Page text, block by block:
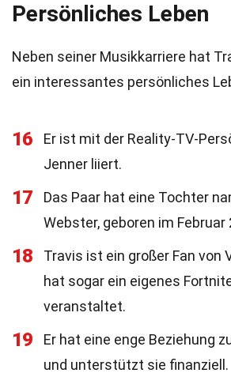
Persönliches Leben
Neben seiner Musikkarriere hat
ein interessantes persönliches
16
Er ist mit der Reality-TV-
Jenner liiert.
17
Das Paar hat eine Tochter
Webster, geboren im Februar
18
Travis ist ein großer Fan von
hat sogar ein eigenes
veranstaltet.
19
Er hat eine enge Beziehung
und unterstützt sie finanziell.